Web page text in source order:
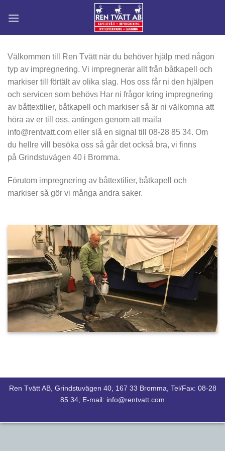
Välkommen till Ren Tvätt när du behöver hjälp med någon
typ av impregnering. Vi impregnerar allt från båtkapell och
markiser till förtält av olika slag. Hos oss får ni den hjälpen
och servicen som behövs Har ni frågor kring impregnering
av båttextilier, båtkapell och markiser så är ni välkomna att
höra av er till oss, antingen genom att maila
info@rentvatt.com eller slå en signal till 08-28 85 34. Om
du hellre vill besöka oss så går det också bra, vi finns
på Grindstuvägen 40 i Bromma.
Förutom impregnering av båttextilier, båtkapell och
markiser så gör vi många andra saker.
Ren Tvätt AB, Grindstuvägen 40, 167 33 Bromma, Tel/Fax: 08-28
85 34, E-mail: info@rentvatt.com